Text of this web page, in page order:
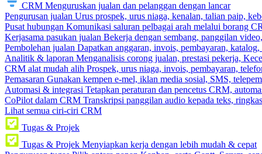
CRM Menguruskan jualan dan pelanggan dengan lancar
Pengurusan jualan Urus prospek, urus niaga, kenalan, talian paip,
Pusat hubungan Komunikasi saluran pelbagai arah melalui borang
Kerjasama pasukan jualan Bekerja dengan sembang, panggilan
Pembolehan jualan Dapatkan anggaran, invois, pembayaran,
Analitik & laporan Menganalisis corong jualan, prestasi pekerja,
CRM alat mudah alih Prospek, urus niaga, invois, pembayaran,
Pemasaran Gunakan kempen e-mel, iklan media sosial, SMS,
Automasi & integrasi Tetapkan peraturan dan pencetus CRM,
CoPilot dalam CRM Transkripsi panggilan audio kepada teks,
Lihat semua ciri-ciri CRM
Tugas & Projek
Tugas & Projek Menyiapkan kerja dengan lebih mudah & cepat